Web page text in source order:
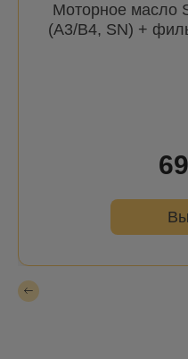
Моторное масло
(A3/B4, SN) +